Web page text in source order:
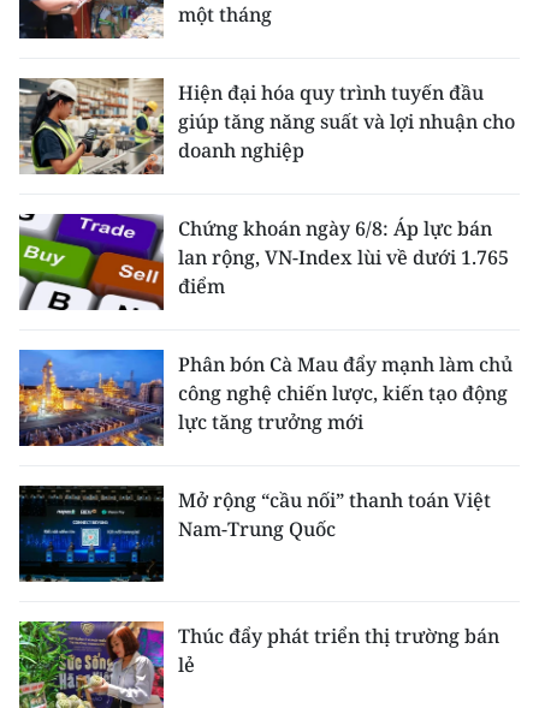
một tháng
Hiện đại hóa quy trình tuyến đầu
giúp tăng năng suất và lợi nhuận cho
doanh nghiệp
Chứng khoán ngày 6/8: Áp lực bán
lan rộng, VN-Index lùi về dưới 1.765
điểm
Phân bón Cà Mau đẩy mạnh làm chủ
công nghệ chiến lược, kiến tạo động
lực tăng trưởng mới
Mở rộng “cầu nối” thanh toán Việt
Nam-Trung Quốc
Thúc đẩy phát triển thị trường bán
lẻ